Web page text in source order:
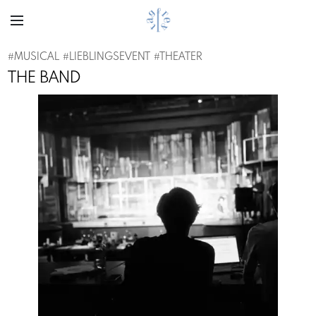
#MUSICAL #LIEBLINGSEVENT # THEATER
THE BAND
Previous Next